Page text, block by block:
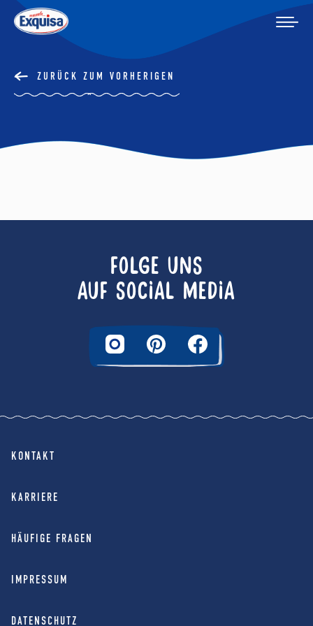
ZURÜCK ZUM VORHERIGEN
FOLGE UNS
AUF SOCIAL MEDIA
KONTAKT
KARRIERE
HÄUFIGE FRAGEN
IMPRESSUM
DATENSCHUTZ